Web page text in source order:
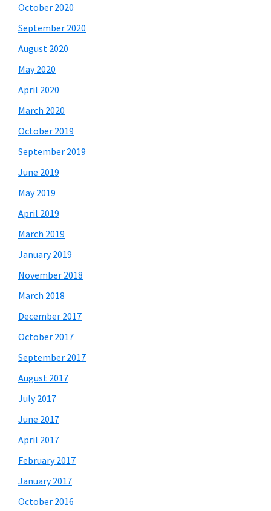
October 2020
September 2020
August 2020
May 2020
April 2020
March 2020
October 2019
September 2019
June 2019
May 2019
April 2019
March 2019
January 2019
November 2018
March 2018
December 2017
October 2017
September 2017
August 2017
July 2017
June 2017
April 2017
February 2017
January 2017
October 2016